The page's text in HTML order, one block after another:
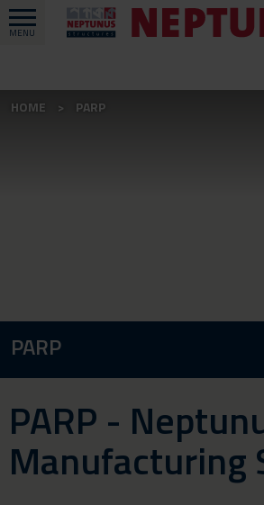
MENU
HOME PARP
PARP
PARP -
Manufacturing